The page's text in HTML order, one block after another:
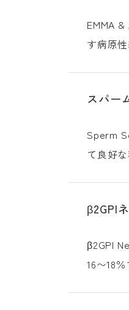
す病原
スパー
て良好
β2GPI
16〜18％で陽